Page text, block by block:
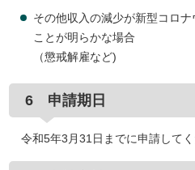
その他収入の減少が新型コロ
ことが明らかな場合
（懲戒解雇など)
6 申請期日
令和5年3月31日までに申請してく